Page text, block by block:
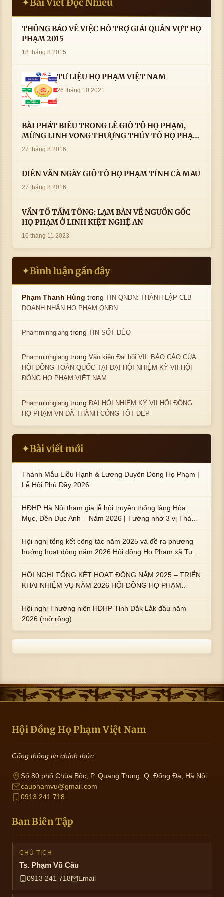
Bài Viết Đọc Nhiều
THÔNG BÁO VỀ VIỆC HỖ TRỢ GIẢI QUẦN VỢT HỌ
PHẠM 2015
18 tháng 8 2015
TƯ LIỆU HỌ PHẠM VIỆT NAM
26 tháng 10 2021
BÀI PHÁT BIỂU TRONG LÊ GIỖ TỔ HỌ PHẠM,
MỪNG LINH VONG THƯỢNG THỦY TỔ HỌ PHẠM
AN VỊ TAI CÀ MAU- ( 22/8/2016) CỦA LS.TS.NV.
27 tháng 8 2016
DIỄN VĂN NGÀY GIỖ TỔ HỌ PHẠM TỈNH CÀ MAU
27 tháng 8 2016
VẤN TỔ TẦM TÔNG: LẠM BÀN VỀ NGUỒN GỐC
HỌ PHẠM Ở LINH KIỆT NGHỆ AN
10 tháng 11 2023
✦Bình luận gần đây
Phạm Thanh Hùng trongTIN QNĐN: THÀNH LẬP CLB
DOANH NHÂN HỌ PHẠM QNĐN
Phamminhgiang trongTIN SỐT DẺO
Phamminhgiang trongVăn kiện Đại hội VII: BÁO CÁO CỦA
HỘI ĐỒNG TOÀN QUỐC TẠI ĐẠI HỘI NHIỆM KỲ VII HỘI
ĐỒNG HỌ PHẠM VIỆT NAM
Phamminhgiang trongĐẠI HỘI NHIỆM KỲ VII HỘI ĐỒNG
HỌ PHẠM VN ĐÃ THÀNH CÔNG TỐT ĐẸP
✦Bài viết mới
Thánh Mẫu Liễu Hạnh & Lương Duyên Dòng Họ Phạm |
Lễ Hội Phủ Dầy 2026
HĐHP Hà Nội tham gia lễ hội truyền thống làng Hòa
Mục, Đền Dục Anh – Năm 2026 | Tưởng nhớ 3 vị Thành
trai : ngài Phạm Huy, Phạm Miện
Hội nghị tổng kết công tác năm 2025 và đề ra phương
hướng hoạt động năm 2026 Hội đồng Họ Phạm xã Tuy
HỘI NGHỊ TỔNG KẾT HOẠT ĐỘNG NĂM 2025 – TRIỂN
KHAI NHIỆM VỤ NĂM 2026 HỘI ĐỒNG HỌ PHẠM
Hội nghị Thường niên HĐHP Tỉnh Đắk Lắk đầu năm
2026 (mở rộng)
Hội Đồng Họ Phạm Việt Nam
Cổng thông tin chính thức
Số 80 phố Chùa Bộc, P. Quang Trung, Q. Đống Đa, Hà Nội
cauphamvu@gmail.com
0913 241 718
Ban Biên Tập
CHỦ TỊCH
Ts. Phạm Vũ Câu
0913 241 718 Email